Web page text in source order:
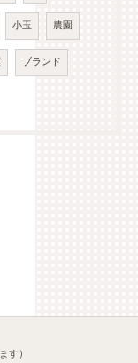
小玉 農園
ブランド
す）